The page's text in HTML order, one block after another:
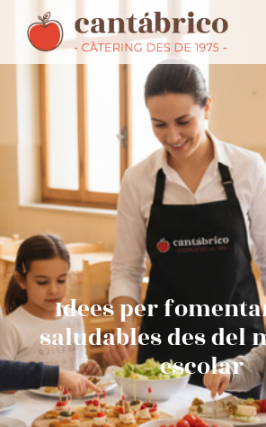
Idees per
saludables des del
escolar